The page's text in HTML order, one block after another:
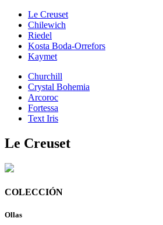
Le Creuset
Chilewich
Riedel
Kosta Boda-Orrefors
Kaymet
Churchill
Crystal Bohemia
Arcoroc
Fortessa
Text Iris
Le Creuset
COLECCIÓN
Ollas